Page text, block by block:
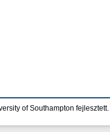
of Southampton fejlesztett.